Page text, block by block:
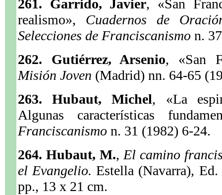
261. Garrido, Javier, «San
realismo», Cuadernos de
Selecciones de Franciscanismo n.
262. Gutiérrez, Arsenio, «San
Misión Joven (Madrid) nn. 64-65
263. Hubaut, Michel, «La
Algunas características
Franciscanismo n. 31 (1982) 6-24.
264. Hubaut, M., El camino
el Evangelio.Estella (Navarra),
pp., 13 x 21 cm.